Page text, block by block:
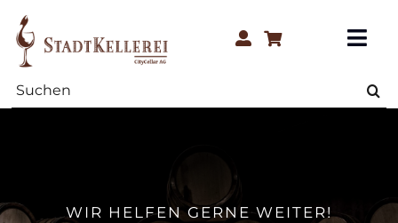
content
Home
Suche
nach:
WIR HELFEN GERNE WEITER!